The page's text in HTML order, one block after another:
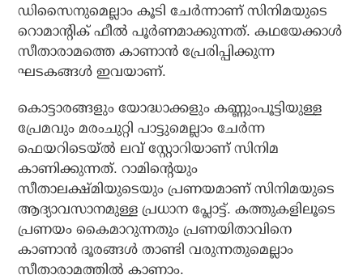
ഡിസൈനുമെല്ലാം കൂടി ചേര്‍ന്നാണ് സിനിമയുടെ
റൊമാന്റിക് ഫീല്‍ പൂര്‍ണമാക്കുന്നത്. കഥയേക്കാള്‍
സീതാരാമത്തെ കാണാന്‍ പ്രേരിപ്പിക്കുന്ന
ഘടകങ്ങള്‍ ഇവയാണ്.
കൊട്ടാരങ്ങളും യോദ്ധാക്കളും കണ്ണുംപൂട്ടിയുള്ള
പ്രേമവും മരംചുറ്റി പാട്ടുമെല്ലാം ചേര്‍ന്ന
ഫെയറിടെയ്ല്‍ ലവ് സ്റ്റോറിയാണ് സിനിമ
കാണിക്കുന്നത്. റാമിന്റെയും
സീതാലക്ഷ്മിയുടെയും പ്രണയമാണ് സിനിമയുടെ
ആദ്യാവസാനമുള്ള പ്രധാന പ്ലോട്ട്. കത്തുകളിലൂടെ
പ്രണയം കൈമാറുന്നതും പ്രണയിതാവിനെ
കാണാന്‍ ദൂരങ്ങള്‍ താണ്ടി വരുന്നതുമെല്ലാം
സീതാരാമത്തില്‍ കാണാം.